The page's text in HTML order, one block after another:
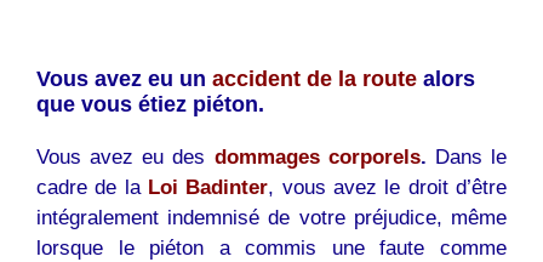
Vous avez eu un accident de la route alors
que vous étiez piéton.
Vous avez eu des dommages corporels. Dans le
cadre de la Loi Badinter, vous avez le droit d’être
intégralement indemnisé de votre préjudice, même
lorsque le piéton a commis une faute comme